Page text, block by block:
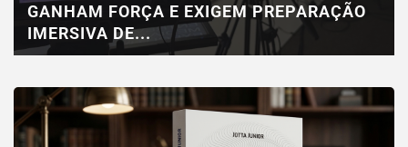
GANHAM FORÇA E EXIGEM PREPARAÇÃO
IMERSIVA DE...